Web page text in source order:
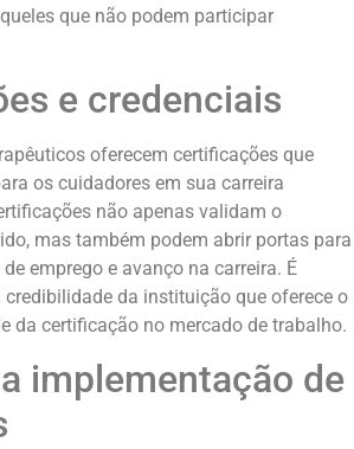
que não podem participar
e credenciais
oferecem certificações que
os cuidadores em sua carreira
não apenas validam o
mas também podem abrir portas para
emprego e avanço na carreira. É
da instituição que oferece o
da certificação no mercado de trabalho.
implementação de